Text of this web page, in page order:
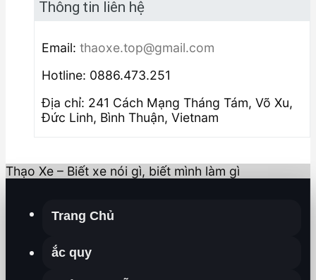
Thông tin liên hệ
Email: thaoxe.top@gmail.com
Hotline: 0886.473.251
Địa chỉ: 241 Cách Mạng Tháng Tám, Võ Xu,
Đức Linh, Bình Thuận, Vietnam
Thạo Xe – Biết xe nói gì, biết mình làm gì
Trang Chủ
ắc quy